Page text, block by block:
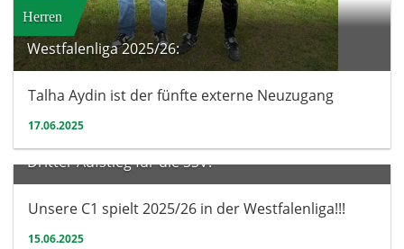
Herren
Westfalenliga 2025/26:
Talha Aydin ist der fünfte externe Neuzugang
17.06.2025
Nachwuchs
Dritter Aufstieg für die SSV:
Unsere C1 spielt 2025/26 in der Westfalenliga!!!
15.06.2025
Nachwuchs